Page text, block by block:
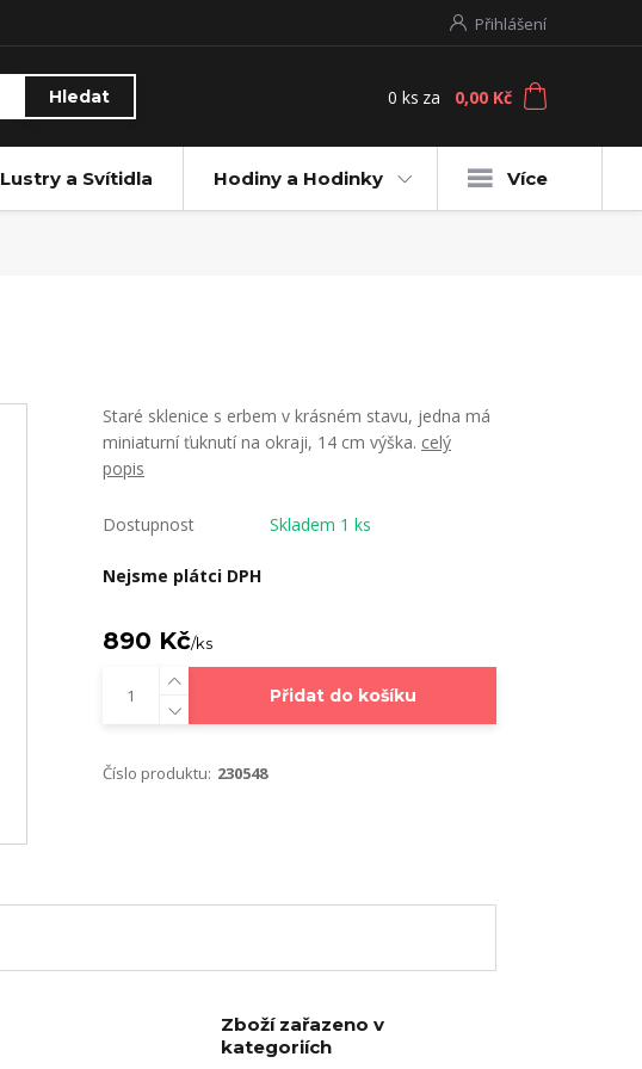
Přihlášení
Hledat 0 ks za 0,00 Kč
Lustry a Svítidla Hodiny a Hodinky Více
Staré sklenice s erbem v krásném stavu, jedna má
miniaturní ťuknutí na okraji, 14 cm výška. celý
popis
Dostupnost Skladem 1 ks
Nejsme plátci DPH
890 Kč/ks
Přidat do košíku
Číslo produktu: 230548
Zboží zařazeno v
kategoriích